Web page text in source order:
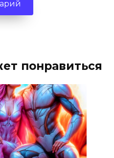
понравиться